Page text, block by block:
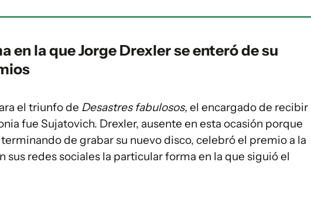
en la que Jorge Drexler se enteró de su
el triunfo de Desastres fabulosos, el encargado de recibir
fue Sujatovich. Drexler, ausente en esta ocasión porque
de grabar su nuevo disco, celebró el premio a la
sus redes sociales la particular forma en la que siguió el